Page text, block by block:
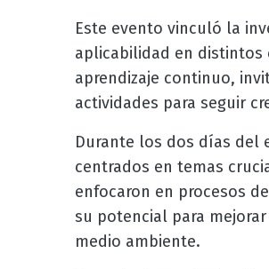
Este evento vinculó la
aplicabilidad en distintos
aprendizaje continuo,
actividades para seguir
Durante los dos días del
centrados en temas
enfocaron en procesos
su potencial para
medio ambiente.